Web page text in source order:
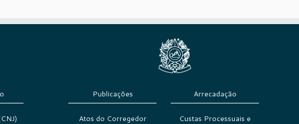
Publicações
Atos do Corregedor
Arrecadação
Custas Processuais e